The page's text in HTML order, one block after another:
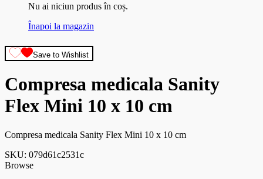
Nu ai niciun produs în coș.
Înapoi la magazin
Save to Wishlist
Compresa medicala Sanity
Flex Mini 10 x 10 cm
Compresa medicala Sanity Flex Mini 10 x 10 cm
SKU: 079d61c2531c
Browse